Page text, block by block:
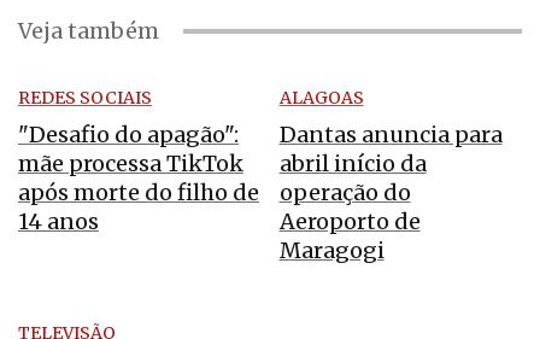
Veja também
REDES SOCIAIS
"Desafio do apagão":
mãe processa TikTok
após morte do filho de
14 anos
ALAGOAS
Dantas anuncia para
abril início da
operação do
Aeroporto de
Maragogi
TELEVISÃO